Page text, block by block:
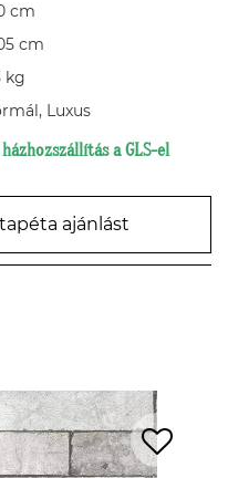
cm
cm
kg
Luxus
a GLS-el
ajánlást